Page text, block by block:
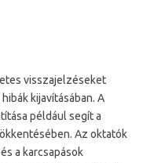
visszajelzéseket
kijavításában. A
például segít a
Az oktatók
a karcsapások